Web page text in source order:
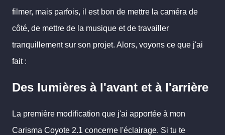
filmer, mais parfois, il est bon de mettre la caméra de
côté, de mettre de la musique et de travailler
tranquillement sur son projet. Alors, voyons ce que j'ai
fait :
Des lumières à l'avant et à l'arrière
La première modification que j'ai apportée à mon
Carisma Coyote 2.1 concerne l'éclairage. Si tu te